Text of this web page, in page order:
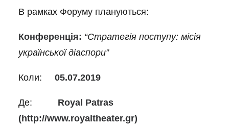
В рамках Форуму плануються:
Конференція: “Стратегія поступу: місія
української діаспори”
Коли: 05.07.2019
Де: Royal Patras
(http://www.royaltheater.gr)